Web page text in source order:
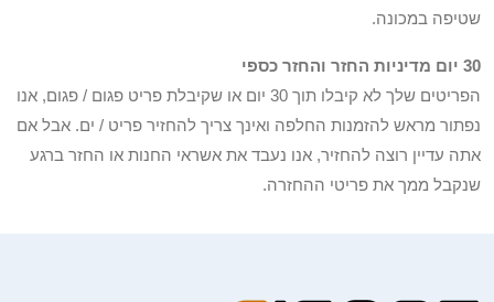
שטיפה במכונה.
30 יום מדיניות החזר והחזר כספי
הפריטים שלך לא קיבלו תוך 30 יום או שקיבלת פריט פגום / פגום, אנו
נפתור מראש להזמנות החלפה ואינך צריך להחזיר פריט / ים. אבל אם
אתה עדיין רוצה להחזיר, אנו נעבד את אשראי החנות או החזר ברגע
שנקבל ממך את פריטי ההחזרה.